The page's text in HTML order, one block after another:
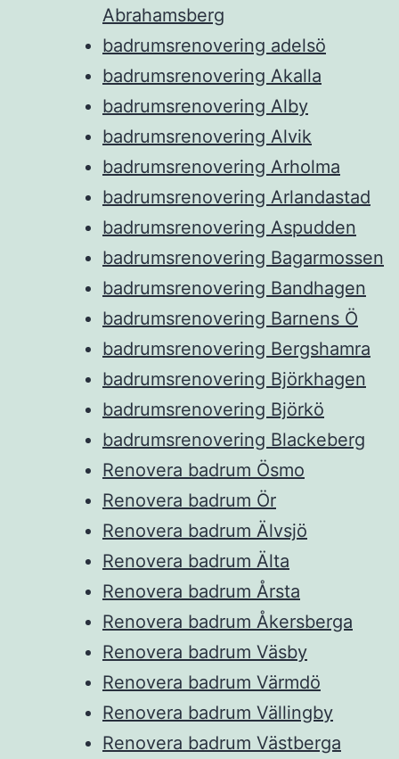
Abrahamsberg
badrumsrenovering adelsö
badrumsrenovering Akalla
badrumsrenovering Alby
badrumsrenovering Alvik
badrumsrenovering Arholma
badrumsrenovering Arlandastad
badrumsrenovering Aspudden
badrumsrenovering Bagarmossen
badrumsrenovering Bandhagen
badrumsrenovering Barnens Ö
badrumsrenovering Bergshamra
badrumsrenovering Björkhagen
badrumsrenovering Björkö
badrumsrenovering Blackeberg
Renovera badrum Ösmo
Renovera badrum Ör
Renovera badrum Älvsjö
Renovera badrum Älta
Renovera badrum Årsta
Renovera badrum Åkersberga
Renovera badrum Väsby
Renovera badrum Värmdö
Renovera badrum Vällingby
Renovera badrum Västberga